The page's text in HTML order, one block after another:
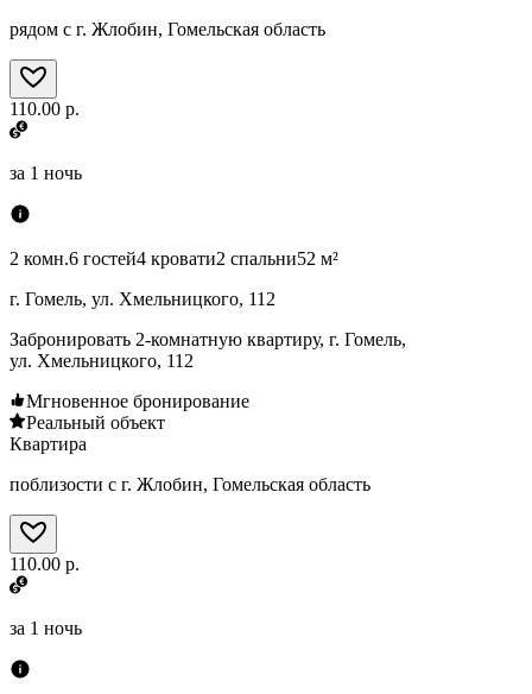
рядом с г. Жлобин, Гомельская область
110.00 р.
за 1 ночь
2 комн.6 гостей4 кровати2 спальни52 м²
г. Гомель, ул. Хмельницкого, 112
Забронировать 2-комнатную квартиру, г. Гомель,
ул. Хмельницкого, 112
Мгновенное бронирование
Реальный объект
Квартира
поблизости с г. Жлобин, Гомельская область
110.00 р.
за 1 ночь